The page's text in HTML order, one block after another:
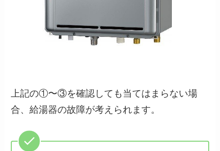
上記の①〜③を確認しても当てはまらない場
合、給湯器の故障が考えられます。